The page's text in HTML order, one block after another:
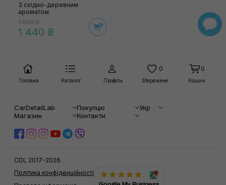
З східно-деревним
ароматом
1 600 ₴
1 440 ₴
Головна Каталог Профіль
0
Збережене
0
Кошик
CarDetailLab Покупцю
Укр
Магазин
Контакти
CDL 2017-2026
Політика конфіденційності